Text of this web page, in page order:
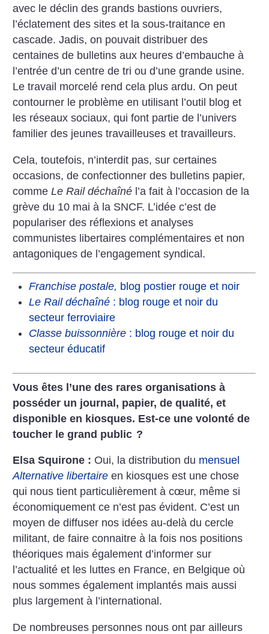
avec le déclin des grands bastions ouvriers,
l’éclatement des sites et la sous-traitance en
cascade. Jadis, on pouvait distribuer des
centaines de bulletins aux heures d’embauche à
l’entrée d’un centre de tri ou d’une grande usine.
Le travail morcelé rend cela plus ardu. On peut
contourner le problème en utilisant l’outil blog et
les réseaux sociaux, qui font partie de l’univers
familier des jeunes travailleuses et travailleurs.
Cela, toutefois, n’interdit pas, sur certaines
occasions, de confectionner des bulletins papier,
commeLe Rail déchaîné l’a fait à l’occasion de la
grève du 10 mai à la SNCF. L’idée c’est de
populariser des réflexions et analyses
communistes libertaires complémentaires et non
antagoniques de l’engagement syndical.
Franchise postale, blog postier rouge et noir
Le Rail déchaîné: blog rouge et noir du
secteur ferroviaire
Classe buissonnière: blog rouge et noir du
secteur éducatif
Vous êtes l’une des rares organisations à
posséder un journal, papier, de qualité, et
disponible en kiosques. Est-ce une volonté de
toucher le grand public ?
Elsa Squirone : Oui, la distribution du mensuel
Alternative libertaire en kiosques est une chose
qui nous tient particulièrement à cœur, même si
économiquement ce n’est pas évident. C’est un
moyen de diffuser nos idées au-delà du cercle
militant, de faire connaitre à la fois nos positions
théoriques mais également d’informer sur
l’actualité et les luttes en France, en Belgique où
nous sommes également implantés mais aussi
plus largement à l’international.
De nombreuses personnes nous ont par ailleurs